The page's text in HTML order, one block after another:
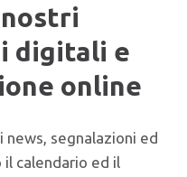
digitali e
online
segnalazioni ed
calendario ed il